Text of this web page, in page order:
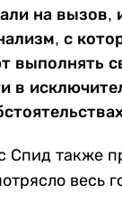
на вызов,
с
выполнять
в
Спид также
весь